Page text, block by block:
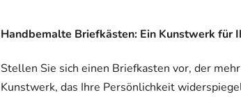
Handbemalte Briefkästen: Ein Kunstwerk für
Stellen Sie sich einen Briefkasten vor, der
Kunstwerk, das Ihre Persönlichkeit